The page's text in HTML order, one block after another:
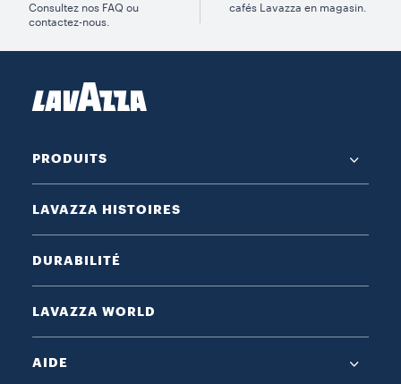
Consultez nos FAQ ou
contactez-nous.
cafés Lavazza en magasin.
PRODUITS
LAVAZZA HISTOIRES
DURABILITÉ
LAVAZZA WORLD
AIDE